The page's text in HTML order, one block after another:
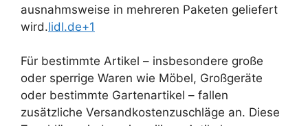
ausnahmsweise in mehreren Paketen geliefert
wird.lidl.de+1
Für bestimmte Artikel – insbesondere große
oder sperrige Waren wie Möbel, Großgeräte
oder bestimmte Gartenartikel – fallen
zusätzliche Versandkostenzuschläge an. Diese